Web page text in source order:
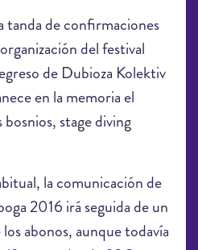
tanda de confirmaciones
del festival
de Dubioza Kolektiv
en la memoria el
stage diving
la comunicación de
2016 irá seguida de un
abonos, aunque todavía